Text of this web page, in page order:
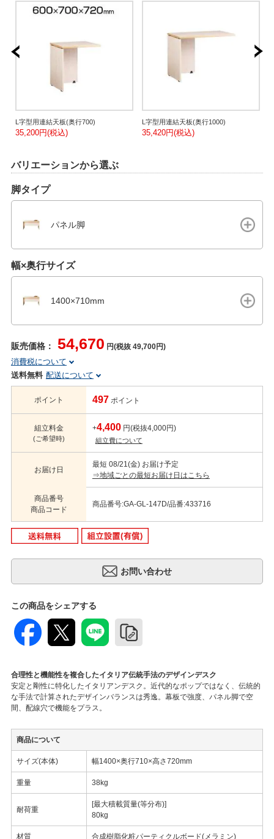
L字型用連結天板(奥行700)
35,200円(税込)
L字型用連結天板(奥行1000)
35,420円(税込)
バリエーションから選ぶ
脚タイプ
パネル脚
幅×奥行サイズ
1400×710mm
販売価格： 54,670 円(税抜 49,700円)
消費税について
送料無料 配送について
ポイント 497 ポイント
組立料金
(ご希望時)
+4,400 円(税抜4,000円)
組立費について
お届け日
最短 08/21(金) お届け予定
⇒地域ごとの最短お届け日はこちら
商品番号
商品コード
商品番号:GA-GL-147D/品番:433716
この商品をシェアする
合理性と機能性を複合したイタリア伝統手法のデザインデスク
安定と剛性に特化したイタリアンデスク。近代的なポップではなく、伝統的
な手法で計算されたデザインバランスは秀逸。幕板で強度、パネル脚で空
間、配線穴で機能をプラス。
商品について
サイズ(本体) 幅1400×奥行710×高さ720mm
重量 38kg
耐荷重
[最大積載質量(等分布)]
80kg
材質 合成樹脂化粧パーティクルボード(メラミン)